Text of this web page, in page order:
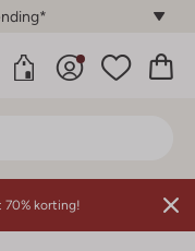
70% korting!